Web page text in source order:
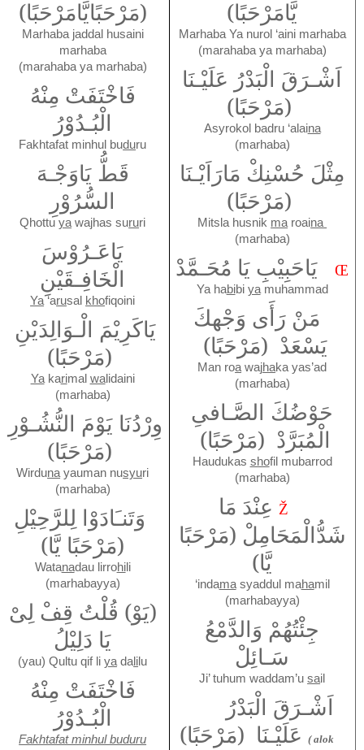
(مَرْحَبًايَّامَرْحَبًا)
Marhaba jaddal husaini
marhaba
(marahaba ya marhaba)
فَاخْتَفَتْ مِنْهُ
الْبُـدُوْرُ
Fakhtafat minhul buduru
قَطُّ يَاوَجْـهَ
السُّرُوْرِ
Qhottuya wajhas sururi
يَاعَـرُوْسَ
الْخَافِـقَيْنِ
Ya‘arusal khofiqoini
يَاكَرِيْمَ الْـوَالِدَيْنِ
(مَرْحَبًا)
Yakarimal walidaini
(marhaba)
وِرْدُنَا يَوْمَ النُّشُـوْرِ
(مَرْحَبًا)
Wirduna yauman nusyuri
(marhaba)
وَتَنـَادَوْا لِلرَّحِيْلِ
(مَرْحَبًا يَّا)
Watanadau lirrohili
(marhabayya)
(يَوْ) قُلْتُ قِفْ لِىْ
يَا دَلِيْلُ
(yau) Qultu qif liya da li lu
فَاخْتَفَتْ مِنْهُ
الْبُـدُوْرُ
Fakhtafat minhul buduru
يَّامَرْحَبًا)
Marhaba Ya nurol ‘aini marhaba
(marahaba ya marhaba)
اَشْـرَقَ الْبَدْرُ عَلَيْـنَا
(مَرْحَبًا)
Asyrokol badru ‘alaina
(marhaba)
مِثْلَ حُسْنِكْ مَارَاَيْـنَا
(مَرْحَبًا)
Mitsla husnik ma roaina
(marhaba)
يَاحَبِيْبِ يَا مُحَـمَّدْ Œ
Ya habibi yamuhammad
مَنْ رَأَى وَجْهكَ
يَسْعَدْ (مَرْحَبًا)
Man roa wajhaka yas’ad
(marhaba)
حَوْضُكَ الصَّـافىِ
الْمُبَرَّدْ (مَرْحَبًا)
Haudukas shofil mubarrod
(marhaba)
Ž عِنْدَ مَا
شَدُّالْمَحَامِلْ (مَرْحَبًا
يَّا)
‘indamasyaddul mahamil
(marhabayya)
جِئْتُهُمْ وَالدَّمْعُ
سَـائِلْ
Ji’ tuhum waddam’usail
اَشْـرَقَ الْبَدْرُ
عَلَيْـنَا (مَرْحَبًا)
( alok